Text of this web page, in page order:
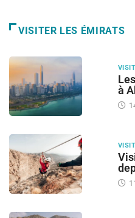
VISITER LES ÉMIRATS
à